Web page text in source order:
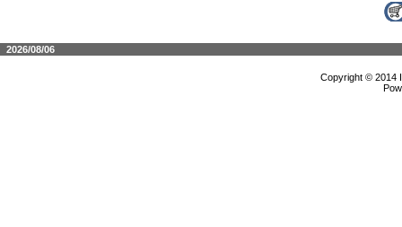
2026/08/06
Copyright © 2014